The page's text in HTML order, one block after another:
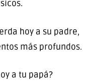
hoy a su padre,
más profundos.
a tu papá?